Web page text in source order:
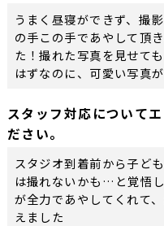
うまく昼寝ができず、撮
の手この手であやして頂
た！撮れた写真を見せて
はずなのに、可愛い写真
スタッフ対応について
ださい。
スタジオ到着前から子ど
は撮れないかも…と覚悟
が全力であやしてくれて
えました